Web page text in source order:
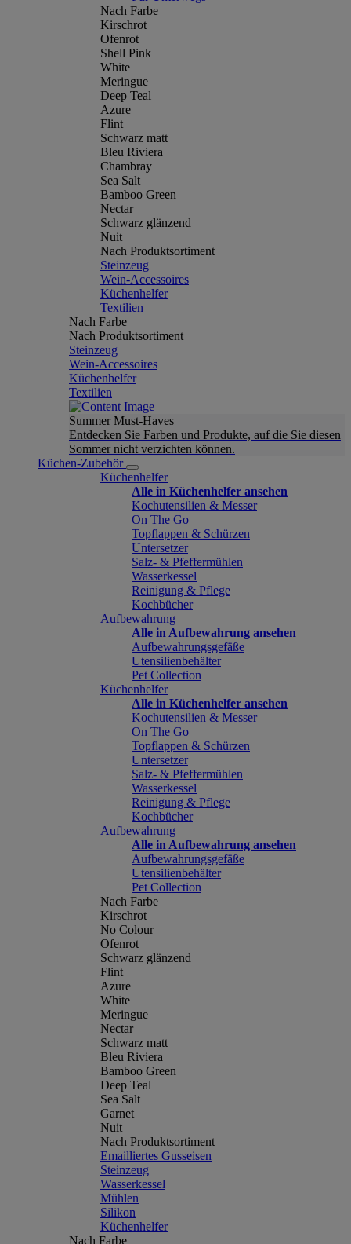
Nach Farbe
Kirschrot
Ofenrot
Shell Pink
White
Meringue
Deep Teal
Azure
Flint
Schwarz matt
Bleu Riviera
Chambray
Sea Salt
Bamboo Green
Nectar
Schwarz glänzend
Nuit
Nach Produktsortiment
Steinzeug
Wein-Accessoires
Küchenhelfer
Textilien
Nach Farbe
Nach Produktsortiment
Steinzeug
Wein-Accessoires
Küchenhelfer
Textilien
Summer Must-Haves
Entdecken Sie Farben und Produkte, auf die Sie diesen
Sommer nicht verzichten können.
Küchen-Zubehör
Küchenhelfer
Alle in Küchenhelfer ansehen
Kochutensilien & Messer
On The Go
Topflappen & Schürzen
Untersetzer
Salz- & Pfeffermühlen
Wasserkessel
Reinigung & Pflege
Kochbücher
Aufbewahrung
Alle in Aufbewahrung ansehen
Aufbewahrungsgefäße
Utensilienbehälter
Pet Collection
Küchenhelfer
Alle in Küchenhelfer ansehen
Kochutensilien & Messer
On The Go
Topflappen & Schürzen
Untersetzer
Salz- & Pfeffermühlen
Wasserkessel
Reinigung & Pflege
Kochbücher
Aufbewahrung
Alle in Aufbewahrung ansehen
Aufbewahrungsgefäße
Utensilienbehälter
Pet Collection
Nach Farbe
Kirschrot
No Colour
Ofenrot
Schwarz glänzend
Flint
Azure
White
Meringue
Nectar
Schwarz matt
Bleu Riviera
Bamboo Green
Deep Teal
Sea Salt
Garnet
Nuit
Nach Produktsortiment
Emailliertes Gusseisen
Steinzeug
Wasserkessel
Mühlen
Silikon
Küchenhelfer
Nach Farbe